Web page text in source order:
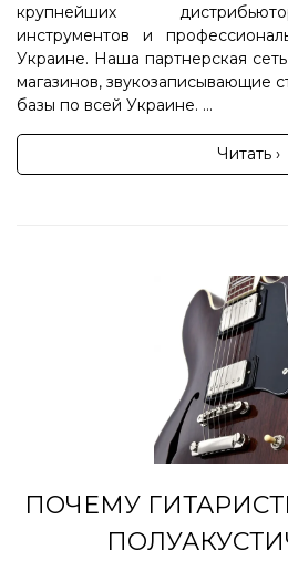
крупнейших
инструментов и
Украине. Наша партнерская
магазинов, звукозаписывающие
базы по всей Украине. ...
Читать ›
ПОЧЕМУ